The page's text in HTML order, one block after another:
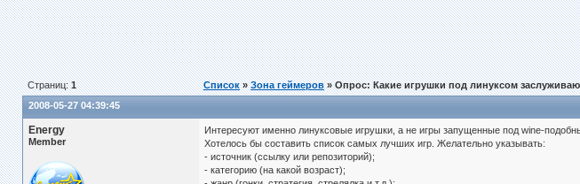
Страниц:1 Список»Зона геймеров» Опрос: Какие игрушки под линуксом
2008-05-27 04:39:45
Energy
Member
Интересуют именно линуксовые игрушки, а не игры запущенные под wine-
Хотелось бы составить список самых лучших игр. Желательно указывать:
- источник (ссылку или репозиторий);
- категорию (на какой возраст);